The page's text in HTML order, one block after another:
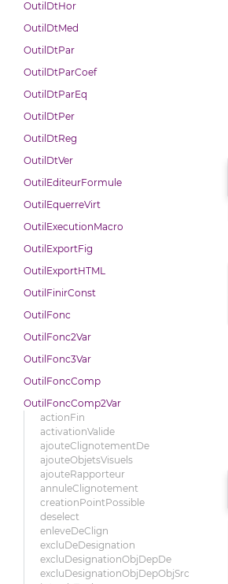
OutilDtHor
OutilDtMed
OutilDtPar
OutilDtParCoef
OutilDtParEq
OutilDtPer
OutilDtReg
OutilDtVer
OutilEditeurFormule
OutilEquerreVirt
OutilExecutionMacro
OutilExportFig
OutilExportHTML
OutilFinirConst
OutilFonc
OutilFonc2Var
OutilFonc3Var
OutilFoncComp
OutilFoncComp2Var
actionFin
activationValide
ajouteClignotementDe
ajouteObjetsVisuels
ajouteRapporteur
annuleClignotement
creationPointPossible
deselect
enleveDeClign
excluDeDesignation
excluDesignationObjDepDe
excluDesignationObjDepObjSrc